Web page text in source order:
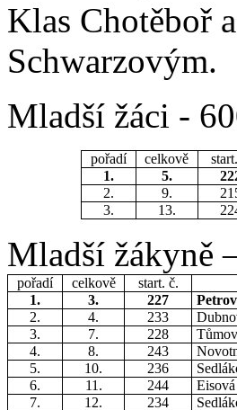
Klas Chotěboř
Schwarzovým.
Mladší žáci -
pořadí celkově
1.
5.
2.
9.
3.
13.
Mladší žákyně
pořadí celkově start. č.
1.
3. 227
2.
4. 233
3.
7. 228
4.
8. 243
5.
10. 236
6.
11. 244
7.
12. 234